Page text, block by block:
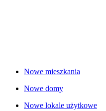
Nowe mieszkania
Nowe domy
Nowe lokale użytkowe